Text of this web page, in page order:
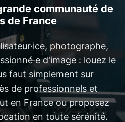
communauté de
de France
photographe,
d'image : louez le
faut simplement sur
de professionnels et
en France ou proposez
en toute sérénité.